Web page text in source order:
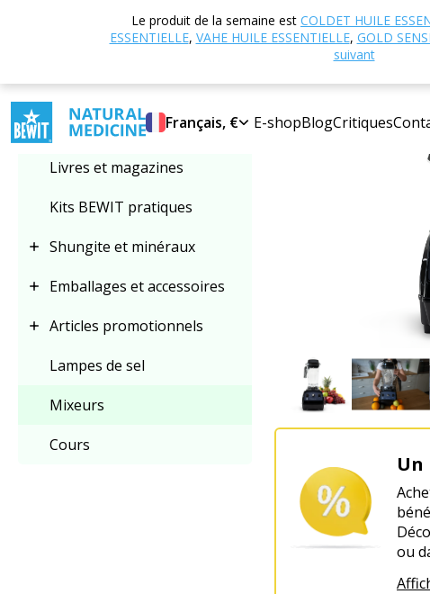
Le produit de la semaine est COLDET HUILE
ESSENTIELLE, VAHE HUILE ESSENTIELLE, GOLD
suivant
Français, € E-shopBlogCritiques
Sélectionner une
Mixeurs
Livres et magazines
Kits BEWIT pratiques
Shungite et minéraux
Emballages et accessoires
Articles promotionnels
Lampes de sel
Mixeurs
Cours
Accueil Boutique en
Un
ou